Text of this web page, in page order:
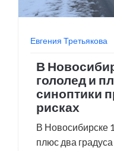
Евгения Третьякова
В
гололед и
синоптики
рисках
В Новосибирске
плюс два